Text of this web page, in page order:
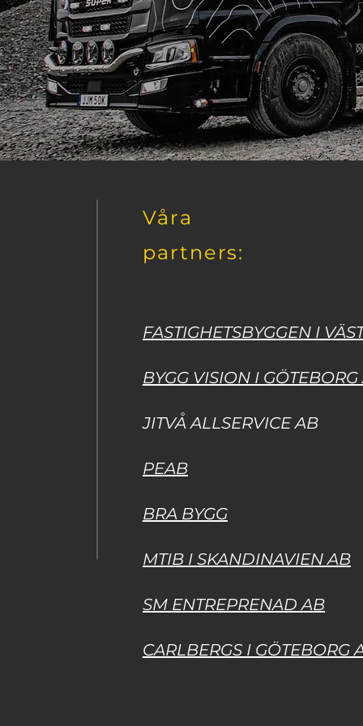
Våra
partners:
FASTIGHETSBYGGEN I
BYGG VISION I
JITVÅ ALLSERVICE AB
PEAB
BRA BYGG
MTIB I SKANDINAVIEN AB
SM ENTREPRENAD AB
CARLBERGS I GÖTEBORG